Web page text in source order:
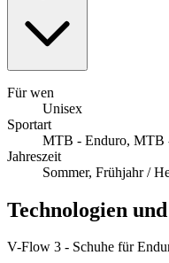
Für wen
Unisex
Sportart
MTB - Enduro, MTB
Jahreszeit
Sommer, Frühjahr /
Technologien
V-Flow 3 - Schuhe für